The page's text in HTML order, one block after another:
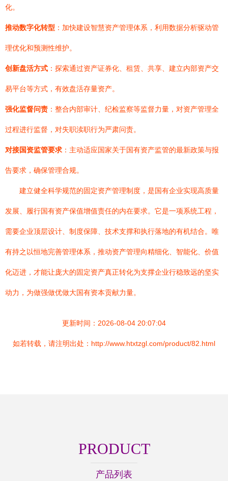
化。
推动数字化转型 ：加快建设智慧资产管理体系，利用数据分析驱动管
理优化和预测性维护。
创新盘活方式 ：探索通过资产证券化、租赁、共享、建立内部资产交
易平台等方式，有效盘活存量资产。
强化监督问责 ：整合内部审计、纪检监察等监督力量，对资产管理全
过程进行监督，对失职渎职行为严肃问责。
对接国资监管要求 ：主动适应国家关于国有资产监管的最新政策与报
告要求，确保管理合规。
建立健全科学规范的固定资产管理制度，是国有企业实现高质量
发展、履行国有资产保值增值责任的内在要求。它是一项系统工程，
需要企业顶层设计、制度保障、技术支撑和执行落地的有机结合。唯
有持之以恒地完善管理体系，推动资产管理向精细化、智能化、价值
化迈进，才能让庞大的固定资产真正转化为支撑企业行稳致远的坚实
动力，为做强做优做大国有资本贡献力量。
更新时间：2026-08-04 20:07:04
如若转载，请注明出处：http://www.htxtzgl.com/product/82.html
PRODUCT
产品列表